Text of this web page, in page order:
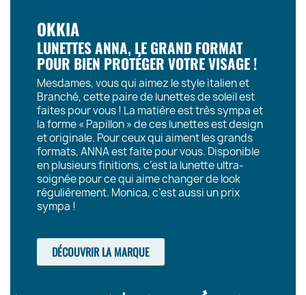
OKKIA
LUNETTES ANNA, LE GRAND FORMAT
POUR BIEN PROTÉGER VOTRE VISAGE !
Mesdames, vous qui aimez le style italien et
Branché, cette paire de lunettes de soleil est
faites pour vous ! La matière est très sympa et
la forme « Papillon » de ces lunettes est design
et originale. Pour ceux qui aiment les grands
formats, ANNA est faite pour vous. Disponible
en plusieurs finitions, c’est la lunette ultra-
soignée pour ce qui aime changer de look
régulièrement. Monica, c’est aussi un prix
sympa !
DÉCOUVRIR LA MARQUE